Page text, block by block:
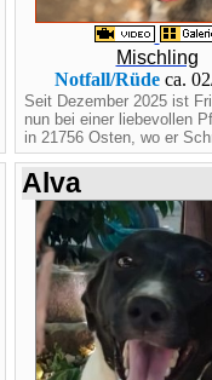
Mischling
Notfall/Rüde ca.
Seit Dezember 2025 ist
nun bei einer liebevollen
in 21756 Osten, wo er
Alva